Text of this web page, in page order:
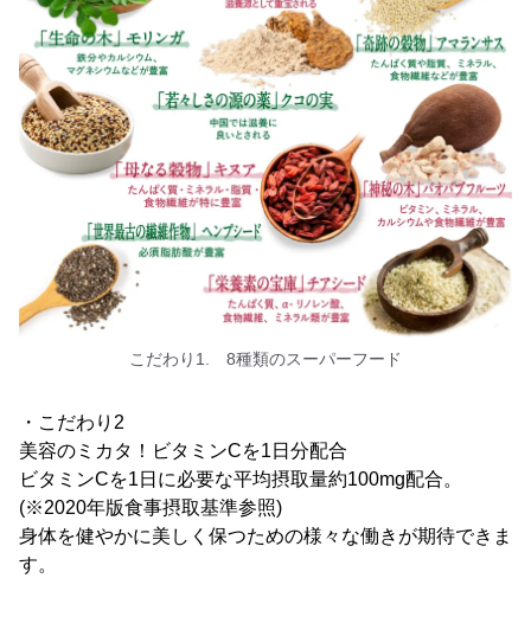
こだわり1. 8種類のスーパーフード
・こだわり2
美容のミカタ！ビタミンCを1日分配合
ビタミンCを1日に必要な平均摂取量約100mg配合。
(※2020年版食事摂取基準参照)
身体を健やかに美しく保つための様々な働きが期待できま
す。